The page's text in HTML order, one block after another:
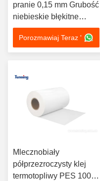
pranie 0,15 mm Grubość
niebieskie błękitne
Przejrzystość
poliamidowa PA Film
klejący na gorąco do
Porozmawiaj Teraz '
Mlecznobiały
półprzezroczysty klej
termotopliwy PES 100